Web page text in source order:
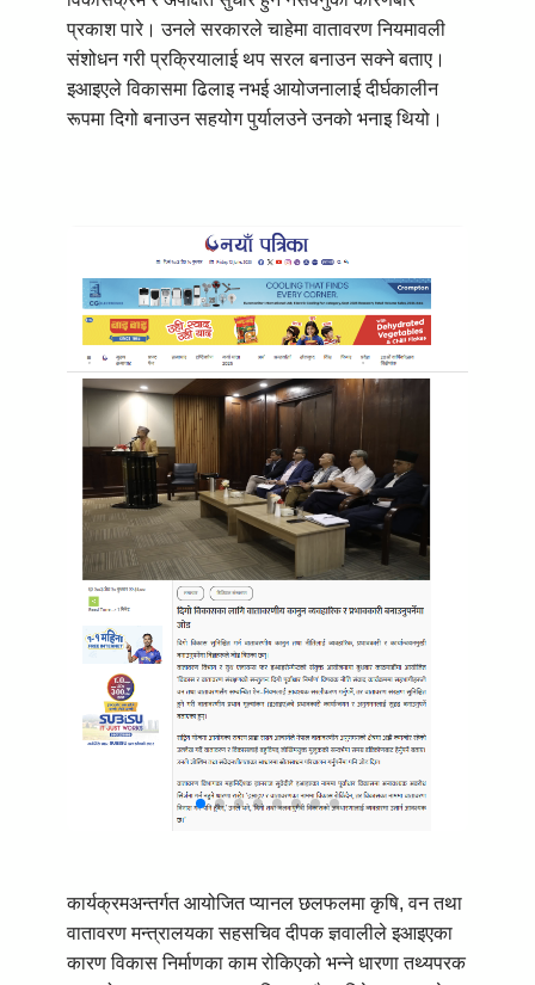
प्रकाश पारे। उनले सरकारले चाहेमा वातावरण नियमावली
संशोधन गरी प्रक्रियालाई थप सरल बनाउन सक्ने बताए।
इआइएले विकासमा ढिलाइ नभई आयोजनालाई दीर्घकालीन
रूपमा दिगो बनाउन सहयोग पुर्यालउने उनको भनाइ थियो।
कार्यक्रमअन्तर्गत आयोजित प्यानल छलफलमा कृषि, वन तथा
वातावरण मन्त्रालयका सहसचिव दीपक ज्ञवालीले इआइएका
कारण विकास निर्माणका काम रोकिएको भन्ने धारणा तथ्यपरक